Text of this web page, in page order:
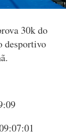
30k do
desportivo